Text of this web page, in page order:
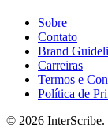
Sobre
Contato
Brand
Carreiras
Termos e
Política de
© 2026 InterScribe.